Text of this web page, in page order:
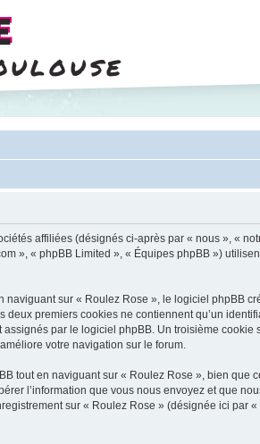
affiliées (désignés ci-après par « nous », «
», « phpBB Limited », « Équipes phpBB »)
sur « Roulez Rose », le logiciel phpBB
deux premiers cookies ne contiennent qu’un
par le logiciel phpBB. Un troisième
votre navigation sur le forum.
tout en naviguant sur « Roulez Rose », bien
l’information que vous nous envoyez et que
sur « Roulez Rose » (désignée ici par